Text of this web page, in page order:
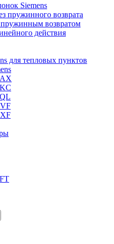
Siemens
пружинного возврата
возвратом
действия
для тепловых пунктов